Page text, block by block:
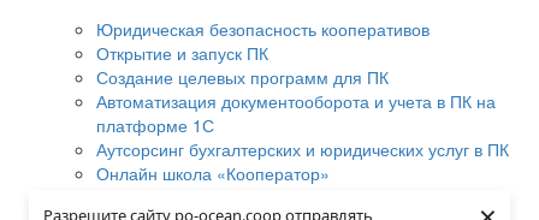
Разрешите сайту po-ocean.coop отправлять
Юридическая безопасность кооперативов
Открытие и запуск ПК
Создание целевых программ для ПК
Автоматизация документооборота и учета в ПК на
платформе 1С
Аутсорсинг бухгалтерских и юридических услуг в ПК
Онлайн школа «Кооператор»